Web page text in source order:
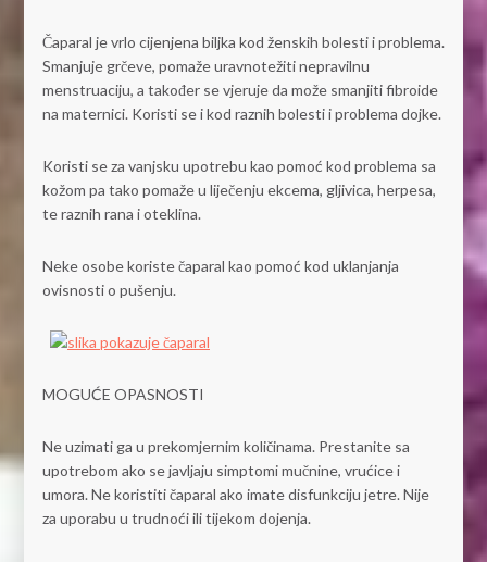
Čaparal je vrlo cijenjena biljka kod ženskih bolesti i problema.
Smanjuje grčeve, pomaže uravnotežiti nepravilnu
menstruaciju, a također se vjeruje da može smanjiti fibroide
na maternici. Koristi se i kod raznih bolesti i problema dojke.
Koristi se za vanjsku upotrebu kao pomoć kod problema sa
kožom pa tako pomaže u liječenju ekcema, gljivica, herpesa,
te raznih rana i oteklina.
Neke osobe koriste čaparal kao pomoć kod uklanjanja
ovisnosti o pušenju.
MOGUĆE OPASNOSTI
Ne uzimati ga u prekomjernim količinama. Prestanite sa
upotrebom ako se javljaju simptomi mučnine, vrućice i
umora. Ne koristiti čaparal ako imate disfunkciju jetre. Nije
za uporabu u trudnoći ili tijekom dojenja.